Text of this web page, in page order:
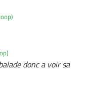
donc a voir sa